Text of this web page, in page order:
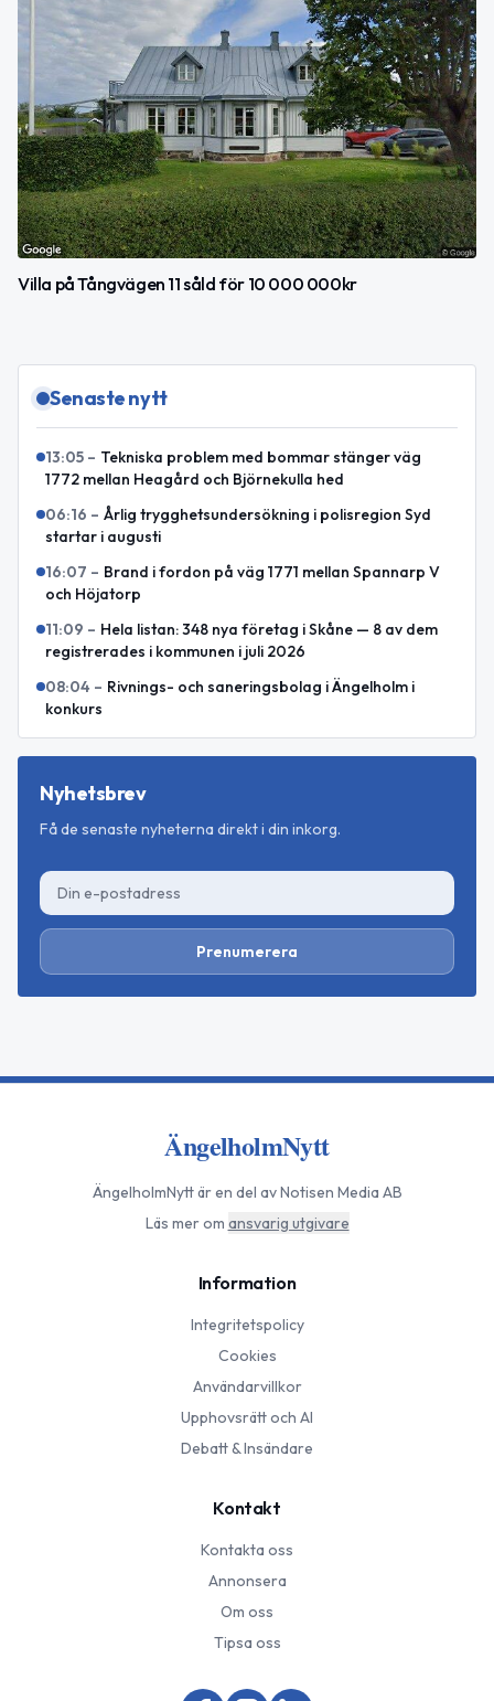
Villa på Tångvägen 11 såld för 10 000 000kr
Senaste nytt
13:05 – Tekniska problem med bommar stänger väg
1772 mellan Heagård och Björnekulla hed
06:16 – Årlig trygghetsundersökning i polisregion Syd
startar i augusti
16:07 – Brand i fordon på väg 1771 mellan Spannarp V
och Höjatorp
11:09 – Hela listan: 348 nya företag i Skåne — 8 av dem
registrerades i kommunen i juli 2026
08:04 – Rivnings- och saneringsbolag i Ängelholm i
konkurs
Nyhetsbrev
Få de senaste nyheterna direkt i din inkorg.
Prenumerera
ÄngelholmNytt
ÄngelholmNyttär en del av Notisen Media AB
Läs mer om ansvarig utgivare
Information
Integritetspolicy
Cookies
Användarvillkor
Upphovsrätt och AI
Debatt & Insändare
Kontakt
Kontakta oss
Annonsera
Om oss
Tipsa oss